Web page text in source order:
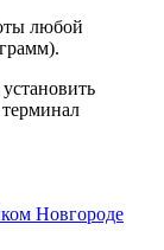
любой
Новгороде